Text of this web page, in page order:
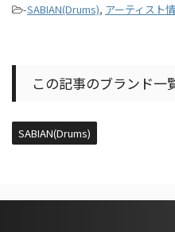
-SABIAN(Drums), アーティスト
この記事のブランド一
SABIAN(Drums)